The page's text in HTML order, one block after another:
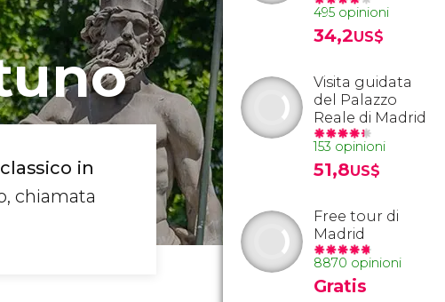
in
chiamata
495 opinioni
34,2US$
Visita guidata
del Palazzo
Reale di Madrid
153 opinioni
51,8US$
Free tour di
Madrid
8870 opinioni
Gratis